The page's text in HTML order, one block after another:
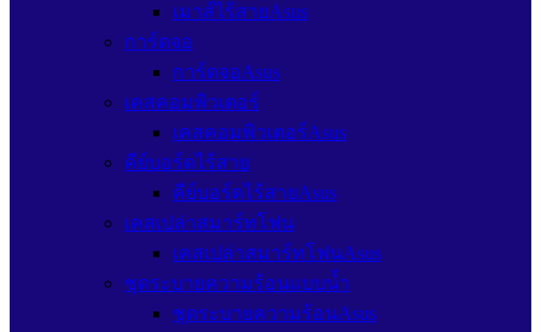
เมาส์ไร้สายAsus
การ์ดจอ
การ์ดจอAsus
เคสคอมพิวเตอร์
เคสคอมพิวเตอร์Asus
คีย์บอร์ดไร้สาย
คีย์บอร์ดไร้สายAsus
เคสเปล่าสมาร์ทโฟน
เคสเปล่าสมาร์ทโฟนAsus
ชุดระบายความร้อนแบบน้ำ
ชุดระบายความร้อนAsus